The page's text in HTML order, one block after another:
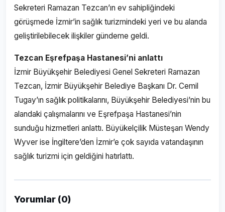
Sekreteri Ramazan Tezcan’ın ev sahipliğindeki
görüşmede İzmir’in sağlık turizmindeki yeri ve bu alanda
geliştirilebilecek ilişkiler gündeme geldi.
Tezcan Eşrefpaşa Hastanesi’ni anlattı
İzmir Büyükşehir Belediyesi Genel Sekreteri Ramazan
Tezcan, İzmir Büyükşehir Belediye Başkanı Dr. Cemil
Tugay’ın sağlık politikalarını, Büyükşehir Belediyesi’nin bu
alandaki çalışmalarını ve Eşrefpaşa Hastanesi’nin
sunduğu hizmetleri anlattı. Büyükelçilik Müsteşarı Wendy
Wyver ise İngiltere’den İzmir’e çok sayıda vatandaşının
sağlık turizmi için geldiğini hatırlattı.
Yorumlar (0)